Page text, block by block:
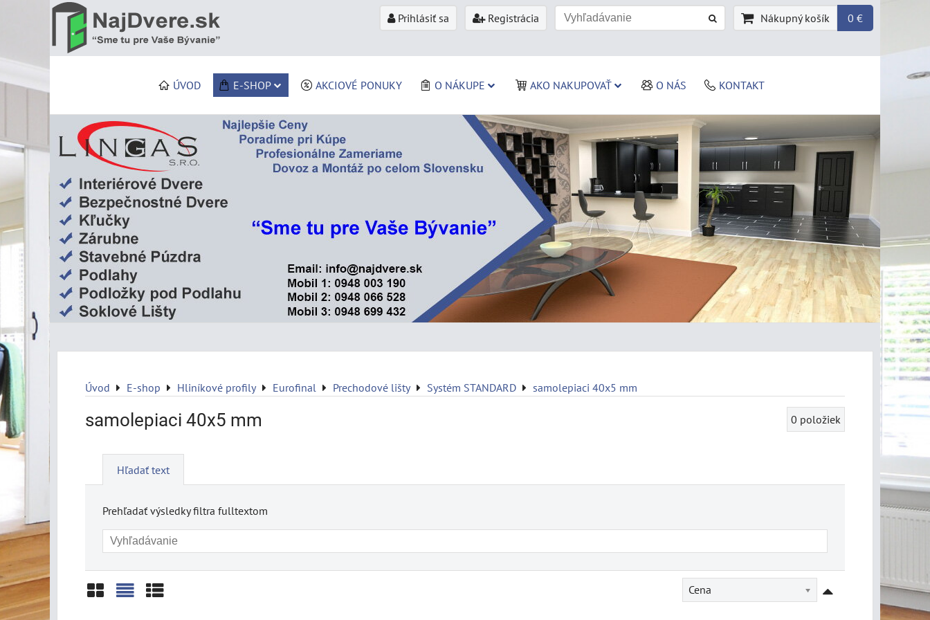
Prihlásiť sa Registrácia Nákupný košík 0 €
ÚVOD E-SHOP AKCIOVÉ PONUKY O NÁKUPE AKO NAKUPOVAŤ O NÁS KONTAKT
Úvod E-shop Hliníkové profily Eurofinal Prechodové lišty Systém STANDARD samolepiaci 40x5 mm
samolepiaci 40x5 mm 0 položiek
Hľadať text
Prehľadať výsledky filtra fulltextom
Cena